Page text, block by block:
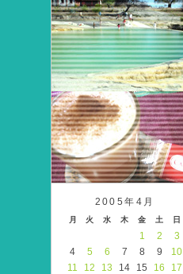
2005年4月
月 火 水 木 金 土 日
1 2
3
4
5 6 7 8 9
10
11
12 13 14 15 16
17